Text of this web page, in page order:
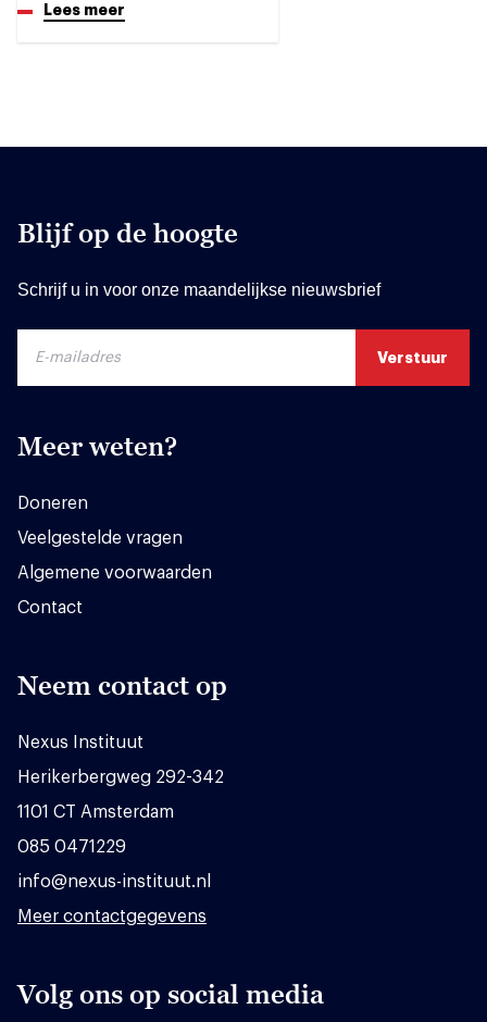
Lees meer
Blijf op de hoogte
Schrijf u in voor onze maandelijkse nieuwsbrief
Meer weten?
Doneren
Veelgestelde vragen
Algemene voorwaarden
Contact
Neem contact op
Nexus Instituut
Herikerbergweg 292-342
1101 CT Amsterdam
085 0471229
info@nexus-instituut.nl
Meer contactgegevens
Volg ons op social media